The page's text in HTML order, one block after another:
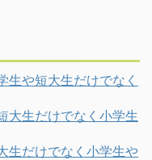
生や短大生だけでなく
大生だけでなく小学生
生だけでなく小学生や